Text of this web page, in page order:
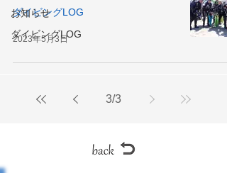
お知らせ
ダイビングLOG
ダイビングLOG
2023年5月3日
3/3